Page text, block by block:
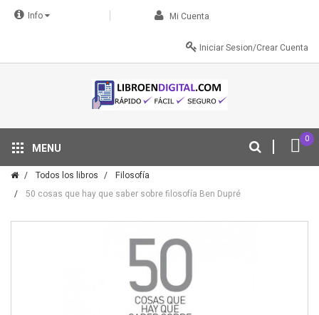
Info Mi Cuenta
Iniciar Sesion/Crear Cuenta
0
MENU
Tu descuento se aplica automáticamente en el carrito
Todos los libros
Filosofía
50 cosas que hay que saber sobre filosofía Ben Dupré